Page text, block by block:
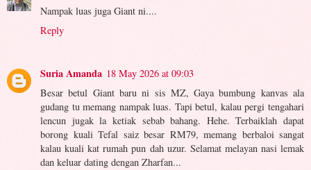
Nampak luas juga Giant ni....
Reply
Suria Amanda 18 May 2026 at 09:03
Besar betul Giant baru ni sis MZ, Gaya bumbung kanvas ala
gudang tu memang nampak luas. Tapi betul, kalau pergi tengahari
lencun jugak la ketiak sebab bahang. Hehe. Terbaiklah dapat
borong kuali Tefal saiz besar RM79, memang berbaloi sangat
kalau kuali kat rumah pun dah uzur. Selamat melayan nasi lemak
dan keluar dating dengan Zharfan...